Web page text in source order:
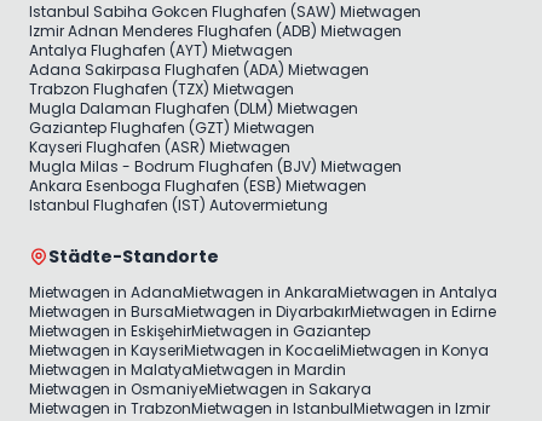
Istanbul Sabiha Gokcen Flughafen (SAW) Mietwagen
Izmir Adnan Menderes Flughafen (ADB) Mietwagen
Antalya Flughafen (AYT) Mietwagen
Adana Sakirpasa Flughafen (ADA) Mietwagen
Trabzon Flughafen (TZX) Mietwagen
Mugla Dalaman Flughafen (DLM) Mietwagen
Gaziantep Flughafen (GZT) Mietwagen
Kayseri Flughafen (ASR) Mietwagen
Mugla Milas - Bodrum Flughafen (BJV) Mietwagen
Ankara Esenboga Flughafen (ESB) Mietwagen
Istanbul Flughafen (IST) Autovermietung
Städte-Standorte
Mietwagen in AdanaMietwagen in AnkaraMietwagen in Antalya
Mietwagen in BursaMietwagen in DiyarbakırMietwagen in Edirne
Mietwagen in EskişehirMietwagen in Gaziantep
Mietwagen in KayseriMietwagen in KocaeliMietwagen in Konya
Mietwagen in MalatyaMietwagen in Mardin
Mietwagen in OsmaniyeMietwagen in Sakarya
Mietwagen in TrabzonMietwagen in IstanbulMietwagen in Izmir